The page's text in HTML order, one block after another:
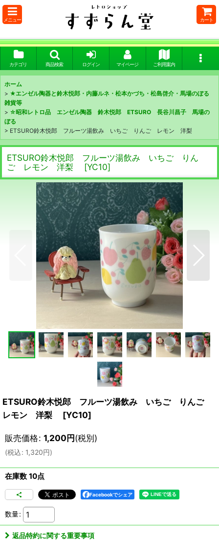
メニュー カート
カテゴリ 商品検索 ログイン マイページ ご利用案内
ホーム
> ★エンゼル陶器と鈴木悦郎・内藤ルネ・松本かづち・松島啓介・馬場のぼる
雑貨等
> ☆昭和レトロ品 エンゼル陶器 鈴木悦郎 ETSURO 長谷川昌子 馬場の
ぼる
> ETSURO鈴木悦郎 フルーツ湯飲み いちご りんご レモン 洋梨
ETSURO鈴木悦郎 フルーツ湯飲み いちご りん
ご レモン 洋梨
[YC10]
ETSURO鈴木悦郎 フルーツ湯飲み いちご りんご
レモン 洋梨
[YC10]
販売価格: 1,200円(税別)
(税込: 1,320円)
在庫数 10点
Facebookでシェア
数量:
返品特約に関する重要事項